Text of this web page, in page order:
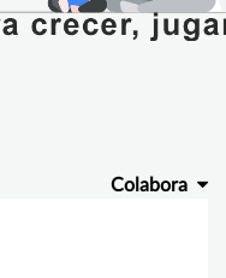
Colabora